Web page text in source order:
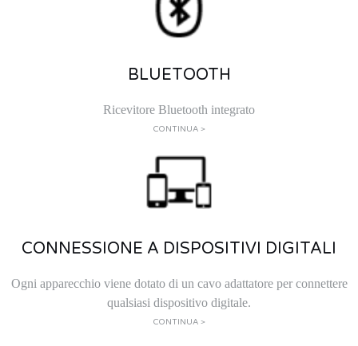
BLUETOOTH
Ricevitore Bluetooth integrato
CONTINUA >
CONNESSIONE A DISPOSITIVI DIGITALI
Ogni apparecchio viene dotato di un cavo adattatore per connettere
qualsiasi dispositivo digitale.
CONTINUA >